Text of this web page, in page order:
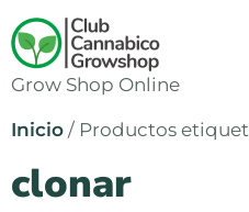
Grow Shop Online
Inicio / Productos
clonar